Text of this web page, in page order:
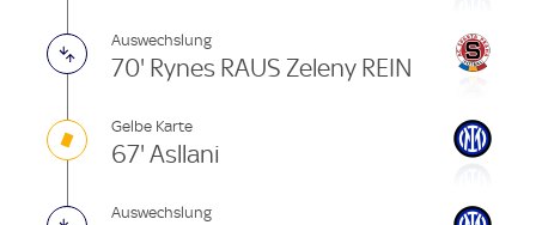
Auswechslung
70' Rynes RAUS Zeleny REIN
Gelbe Karte
67' Asllani
Auswechslung